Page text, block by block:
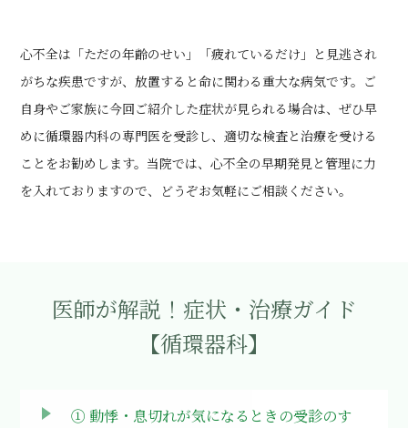
心不全は「ただの年齢のせい」「疲れているだけ」と見逃され
がちな疾患ですが、放置すると命に関わる重大な病気です。ご
自身やご家族に今回ご紹介した症状が見られる場合は、ぜひ早
めに循環器内科の専門医を受診し、適切な検査と治療を受ける
ことをお勧めします。当院では、心不全の早期発見と管理に力
を入れておりますので、どうぞお気軽にご相談ください。
医師が解説！症状・治療ガイド
【循環器科】
① 動悸・息切れが気になるときの受診のす